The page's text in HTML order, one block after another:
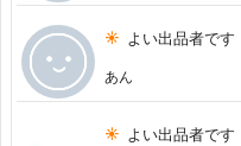
よい出品者です
あん
よい出品者です